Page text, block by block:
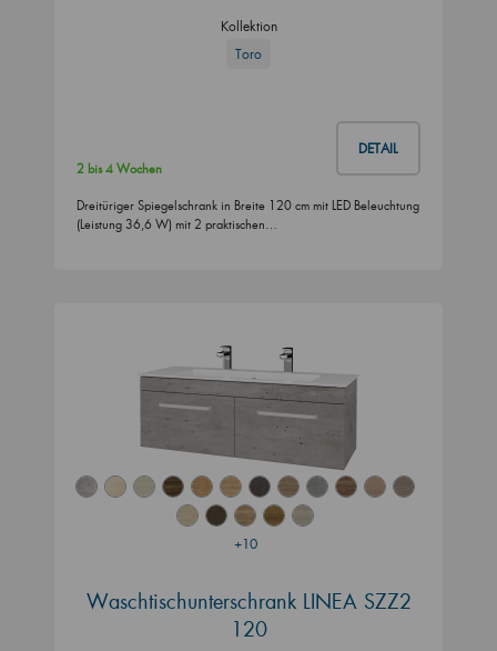
Kollektion
Toro
DETAIL
2 bis 4 Wochen
Dreitüriger Spiegelschrank in Breite 120 cm mit LED Beleuchtung
(Leistung 36,6 W) mit 2 praktischen…
+10
Waschtischunterschrank LINEA SZZ2
120